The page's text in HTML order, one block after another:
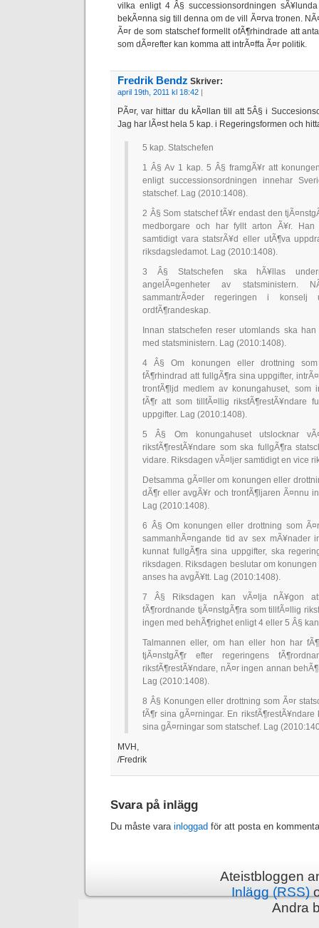
vilka enligt 4 Â§ successionsordningen
bekÃ¤nna sig till denna om de vill Ã¤rva tronen.
Ã¤r de som statschef formellt ofÃ¶rhindrade att
som dÃ¤refter kan komma att intrÃ¤ffa Ã¤r politik.
Fredrik Bendz Skriver:
april 19th, 2011 kl 18:42 |
PÃ¤r, var hittar du kÃ¤llan till att 5Â§ i
Jag har lÃ¤st hela 5 kap. i Regeringsformen och
5 kap. Statschefen
1 Â§ Av 1 kap. 5 Â§ framgÃ¥r att
enligt successionsordningen innehar
statschef. Lag (2010:1408).
2 Â§ Som statschef fÃ¥r endast den
medborgare och har fyllt arton Ã¥r.
samtidigt vara statsrÃ¥d eller utÃ¶va
riksdagsledamot. Lag (2010:1408).
3 Â§ Statschefen ska hÃ¥llas
angelÃ¤genheter av statsministern.
sammantrÃ¤der regeringen i konselj
ordfÃ¶randeskap.
Innan statschefen reser utomlands ska
med statsministern. Lag (2010:1408).
4 Â§ Om konungen eller drottning
fÃ¶rhindrad att fullgÃ¶ra sina uppgifter,
tronfÃ¶ljd medlem av konungahuset, som
fÃ¶r att som tillfÃ¤llig riksfÃ¶restÃ¥ndare
uppgifter. Lag (2010:1408).
5 Â§ Om konungahuset utslocknar
riksfÃ¶restÃ¥ndare som ska fullgÃ¶ra
vidare. Riksdagen vÃ¤ljer samtidigt en vice
Detsamma gÃ¤ller om konungen eller
dÃ¶r eller avgÃ¥r och tronfÃ¶ljaren Ã¤nnu
Lag (2010:1408).
6 Â§ Om konungen eller drottning som
sammanhÃ¤ngande tid av sex mÃ¥nader
kunnat fullgÃ¶ra sina uppgifter, ska
riksdagen. Riksdagen beslutar om
anses ha avgÃ¥tt. Lag (2010:1408).
7 Â§ Riksdagen kan vÃ¤lja nÃ¥gon
fÃ¶rordnande tjÃ¤nstgÃ¶ra som tillfÃ¤llig
ingen med behÃ¶righet enligt 4 eller 5 Â§
Talmannen eller, om han eller hon har
tjÃ¤nstgÃ¶r efter regeringens
riksfÃ¶restÃ¥ndare, nÃ¤r ingen annan
Lag (2010:1408).
8 Â§ Konungen eller drottning som Ã¤r
fÃ¶r sina gÃ¤rningar. En riksfÃ¶restÃ¥ndare
sina gÃ¤rningar som statschef. Lag
MVH,
/Fredrik
Svara på inlägg
Du måste vara inloggad för att posta en
Ateistbloggen
Inlägg (RSS)
Andra